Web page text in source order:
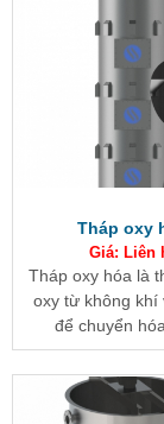
Tháp oxy
Giá: Liên
Tháp oxy hóa là
oxy từ không khí
để chuyển hóa